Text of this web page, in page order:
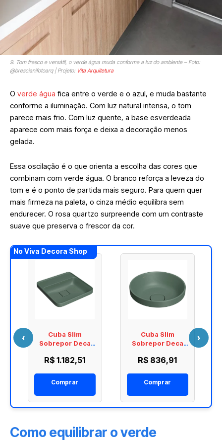
9. Tom fresco e versátil, o verde água muda conforme a luz do ambiente – Foto:
@brescianifotoarq | Projeto: Vita Arquitetura
O verde água fica entre o verde e o azul, e muda bastante
conforme a iluminação. Com luz natural intensa, o tom
parece mais frio. Com luz quente, a base esverdeada
aparece com mais força e deixa a decoração menos
gelada.
Essa oscilação é o que orienta a escolha das cores que
combinam com verde água. O branco reforça a leveza do
tom e é o ponto de partida mais seguro. Para quem quer
mais firmeza na paleta, o cinza médio equilibra sem
endurecer. O rosa quartzo surpreende com um contraste
suave que preserva o frescor da cor.
No Viva Decora Shop
Cuba Slim
Sobrepor Deca
40cm Salvia
R$ 1.182,51
Comprar
Cuba Slim
Sobrepor Deca
Salvia L.22030.49
R$ 836,91
Comprar
‹ ›
Como equilibrar o verde